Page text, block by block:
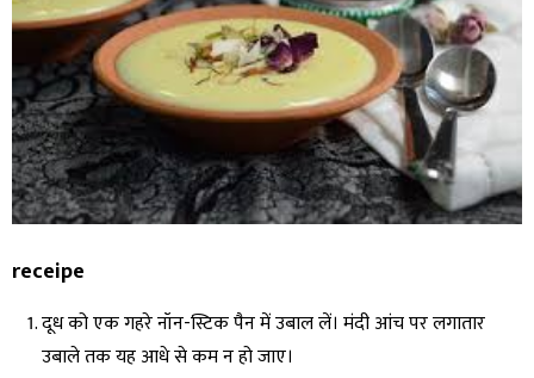
receipe
दूध को एक गहरे नॉन-स्टिक पैन में उबाल लें। मंदी आंच पर लगातार
उबाले तक यह आधे से कम न हो जाए।